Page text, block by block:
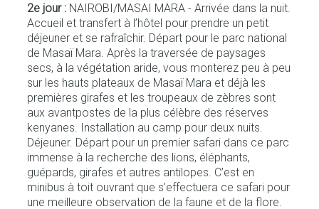
2e jour : NAIROBI/MASAI MARA - Arrivée dans la nuit.
Accueil et transfert à l’hôtel pour prendre un petit
déjeuner et se rafraîchir. Départ pour le parc national
de Masaï Mara. Après la traversée de paysages
secs, à la végétation aride, vous monterez peu à peu
sur les hauts plateaux de Masaï Mara et déjà les
premières girafes et les troupeaux de zèbres sont
aux avantpostes de la plus célèbre des réserves
kenyanes. Installation au camp pour deux nuits.
Déjeuner. Départ pour un premier safari dans ce parc
immense à la recherche des lions, éléphants,
guépards, girafes et autres antilopes. C’est en
minibus à toit ouvrant que s’effectuera ce safari pour
une meilleure observation de la faune et de la flore.